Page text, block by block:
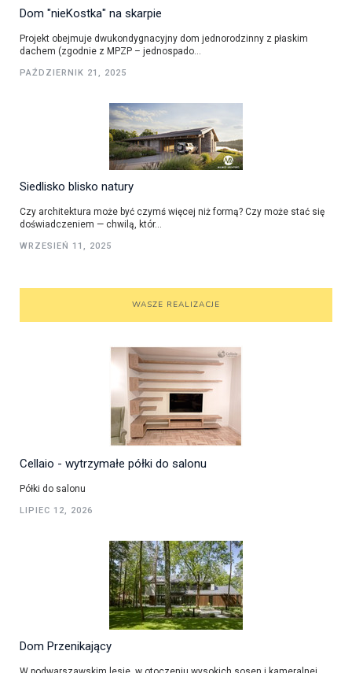
Dom "nieKostka" na skarpie
Projekt obejmuje dwukondygnacyjny dom jednorodzinny z płaskim
dachem (zgodnie z MPZP – jednospado...
PAŹDZIERNIK 21, 2025
Siedlisko blisko natury
Czy architektura może być czymś więcej niż formą? Czy może stać się
doświadczeniem — chwilą, któr...
WRZESIEŃ 11, 2025
WASZE REALIZACJE
Cellaio - wytrzymałe półki do salonu
Półki do salonu
LIPIEC 12, 2026
Dom Przenikający